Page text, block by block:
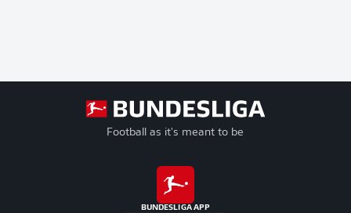
Football as it's meant to be
BUNDESLIGA APP